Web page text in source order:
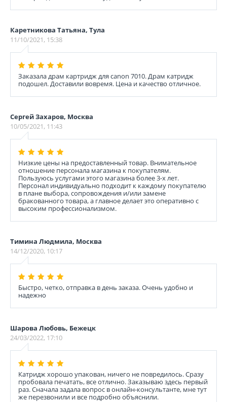
Каретникова Татьяна, Тула
11/10/2021, 15:38
Заказала драм картридж для canon 7010. Драм катридж
подошел. Доставили вовремя. Цена и качество отличное.
Сергей Захаров, Москва
10/05/2021, 11:43
Низкие цены на предоставленный товар. Внимательное
отношение персонала магазина к покупателям.
Пользуюсь услугами этого магазина более 3-х лет.
Персонал индивидуально подходит к каждому покупателю
в плане выбора, сопровождения и/или замене
бракованного товара, а главное делает это оперативно с
высоким профессионализмом.
Тимина Людмила, Москва
14/12/2020, 10:17
Быстро, четко, отправка в день заказа. Очень удобно и
надежно
Шарова Любовь, Бежецк
24/03/2022, 17:10
Катридж хорошо упакован, ничего не повредилось. Сразу
пробовала печатать, все отлично. Заказываю здесь первый
раз. Сначала задала вопрос в онлайн-консультанте, мне тут
же перезвонили и все подробно объяснили.